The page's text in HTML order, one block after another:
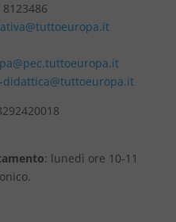
didattica@tuttoeuropa.it
: lunedì ore 10-11